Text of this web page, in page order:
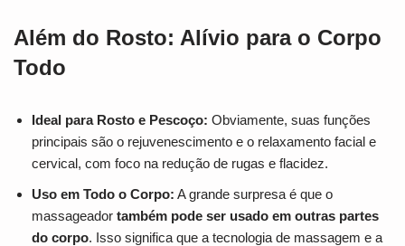
Além do Rosto: Alívio para o Corpo
Todo
Ideal para Rosto e Pescoço: Obviamente, suas funções
principais são o rejuvenescimento e o relaxamento facial e
cervical, com foco na redução de rugas e flacidez.
Uso em Todo o Corpo: A grande surpresa é que o
massageador também pode ser usado em outras partes
do corpo. Isso significa que a tecnologia de massagem e a